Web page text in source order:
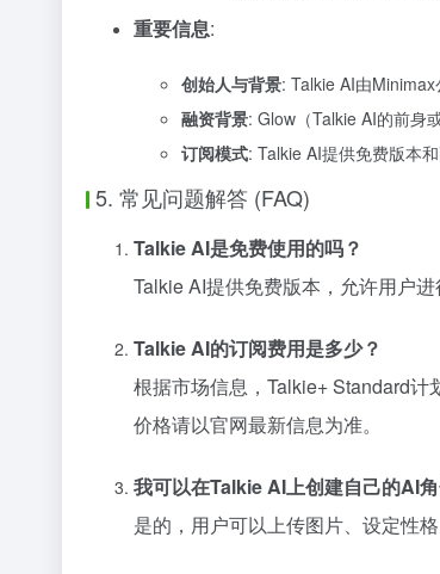
重要信息:
创始人与背景: Talkie AI由Minimax
融资背景: Glow（Talkie AI的前身
订阅模式: Talkie AI提供免费版本
5. 常见问题解答 (FAQ)
Talkie AI是免费使用的吗？
Talkie AI提供免费版本，允许用户
Talkie AI的订阅费用是多少？
根据市场信息，Talkie+ Standard计
价格请以官网最新信息为准。
我可以在Talkie AI上创建自己的AI
是的，用户可以上传图片、设定性